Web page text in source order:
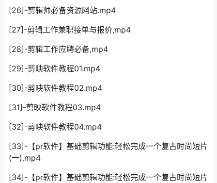
[26]-剪辑师必备资源网站.mp4
[27]-剪辑工作兼职接单与报价,mp4
[28]-剪辑工作应聘必备,mp4
[29]-剪映软件教程01.mp4
[30]-剪映软件教程02.mp4
[31]-剪映软件教程03.mp4
[32]-剪映软件教程04.mp4
[33]-【pr软件】基础剪辑功能:轻松完成一个复古时尚短片
(一).mp4
[34]-【pr软件】基础剪辑功能:轻松完成一个复古时尚短片